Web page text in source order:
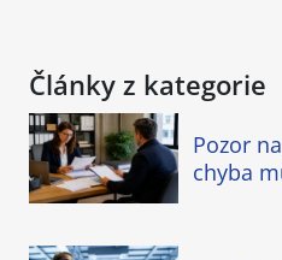
Články z kategorie
Pozor
chyba